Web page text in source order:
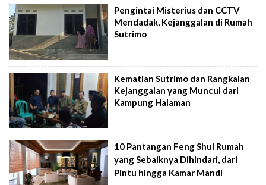
Pengintai Misterius dan CCTV
Mendadak, Kejanggalan di Rumah
Sutrimo
Kematian Sutrimo dan Rangkaian
Kejanggalan yang Muncul dari
Kampung Halaman
10 Pantangan Feng Shui Rumah
yang Sebaiknya Dihindari, dari
Pintu hingga Kamar Mandi